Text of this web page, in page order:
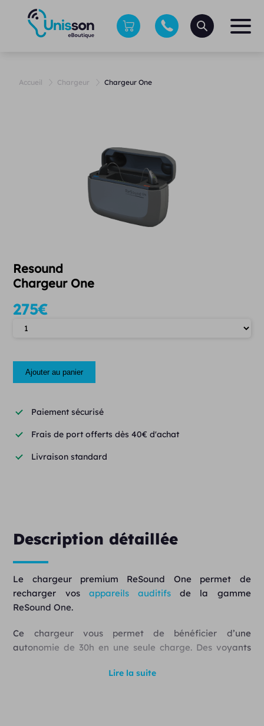
Accueil Chargeur Chargeur One
Resound
Chargeur One
275€
Quantité
Ajouter au panier
Paiement sécurisé
Frais de port offerts dès 40€ d'achat
Livraison standard
Description détaillée
Le chargeur premium ReSound One permet de
recharger vos appareils auditifs de la gamme
ReSound One.
Ce chargeur vous permet de bénéficier d’une
autonomie de 30h en une seule charge. Des voyants
lorsque vous placez vos aides auditives ReSound One
Lire la suite